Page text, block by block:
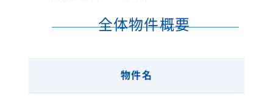
全体物件概要
物件名